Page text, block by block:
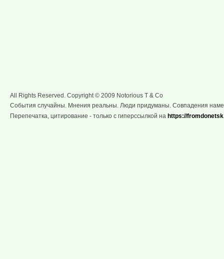
All Rights Reserved. Copyright © 2009 Notorious T & Co
События случайны. Мнения реальны. Люди придуманы. Совпадения
Перепечатка, цитирование - только с гиперссылкой на https://